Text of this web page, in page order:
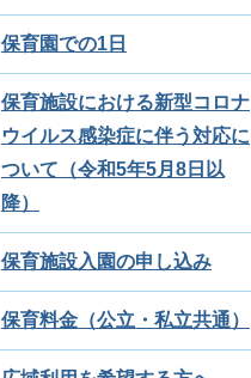
保育園での1日
保育施設における新型コロナ
ウイルス感染症に伴う対応に
ついて（令和5年5月8日以
降）
保育施設入園の申し込み
保育料金（公立・私立共通）